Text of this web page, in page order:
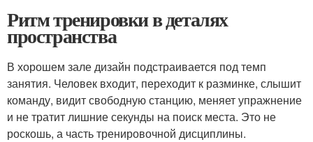
Ритм тренировки в деталях
пространства
В хорошем зале дизайн подстраивается под темп
занятия. Человек входит, переходит к разминке, слышит
команду, видит свободную станцию, меняет упражнение
и не тратит лишние секунды на поиск места. Это не
роскошь, а часть тренировочной дисциплины.